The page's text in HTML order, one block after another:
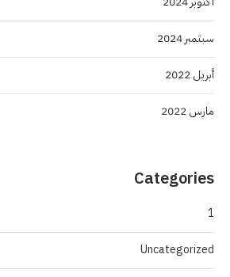
سبتمبر 2024
أبريل 2022
مارس 2022
Categories
1
Uncategorized